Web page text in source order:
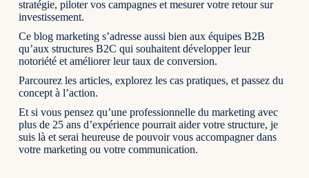
stratégie, piloter vos campagnes et mesurer votre retour sur
investissement.
Ce blog marketing s’adresse aussi bien aux équipes B2B
qu’aux structures B2C qui souhaitent développer leur
notoriété et améliorer leur taux de conversion.
Parcourez les articles, explorez les cas pratiques, et passez du
concept à l’action.
Et si vous pensez qu’une professionnelle du marketing avec
plus de 25 ans d’expérience pourrait aider votre structure, je
suis là et serai heureuse de pouvoir vous accompagner dans
votre marketing ou votre communication.